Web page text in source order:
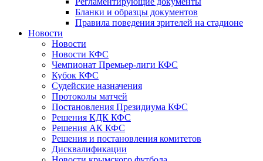
Бланки и образцы документов
Правила поведения зрителей на стадионе
Новости
Новости
Новости КФС
Чемпионат Премьер-лиги КФС
Кубок КФС
Судейские назначения
Протоколы матчей
Постановления Президиума КФС
Решения КДК КФС
Решения АК КФС
Решения и постановления комитетов
Дисквалификации